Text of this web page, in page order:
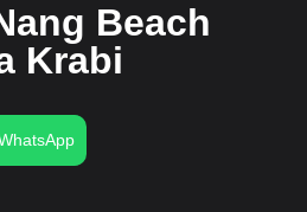
Beach
Krabi